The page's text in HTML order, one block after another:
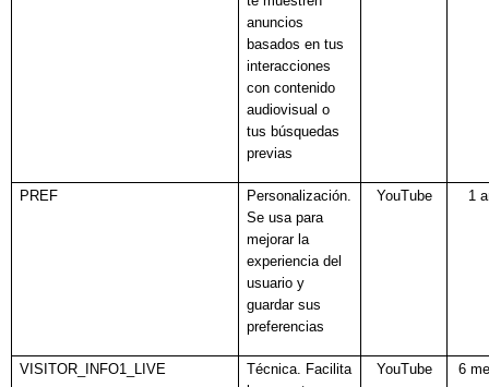
anuncios
basados en tus
interacciones
con contenido
audiovisual o
tus búsquedas
previas
PREF
Personalización.
Se usa para
mejorar la
experiencia del
usuario y
guardar sus
preferencias
YouTube 1
VISITOR_INFO1_LIVE
Técnica. Facilita
YouTube 6